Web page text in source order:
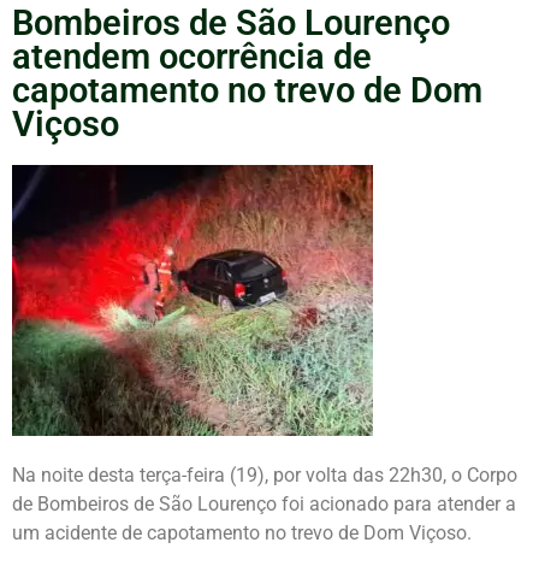
Bombeiros de São Lourenço
atendem ocorrência de
capotamento no trevo de Dom
Viçoso
Na noite desta terça-feira (19), por volta das 22h30, o Corpo
de Bombeiros de São Lourenço foi acionado para atender a
um acidente de capotamento no trevo de Dom Viçoso.